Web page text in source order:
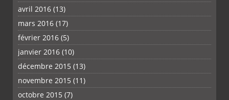
avril 2016 (13)
mars 2016 (17)
février 2016 (5)
janvier 2016 (10)
décembre 2015 (13)
novembre 2015 (11)
octobre 2015 (7)